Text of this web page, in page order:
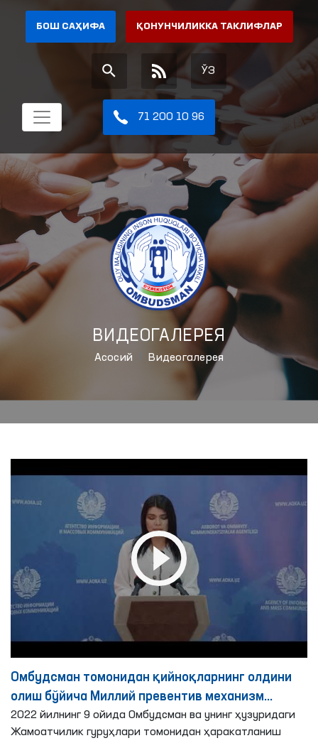
БОШ САҲИФА ҚОНУНЧИЛИККА ТАКЛИФЛАР
ЎЗ
71 200 10 96
ВИДЕОГАЛЕРЕЯ
Aсосий Видеогалерея
Омбудсман томонидан қийноқларнинг олдини
олиш бўйича Миллий превентив механизм
доирасида 2022 йилнинг 9 ойида амалга
оширилган мониторинг ташрифлари бўйича
2022 йилнинг 9 ойида Омбудсман ва унинг ҳузуридаги
Жамоатчилик гуруҳлари томонидан ҳаракатланиш